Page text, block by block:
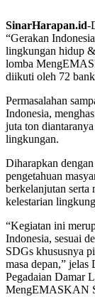
SinarHarapan.id-
“Gerakan
lingkungan hidup
lomba
diikuti oleh 72
Permasalahan
Indonesia,
juta ton
lingkungan.
Diharapkan
pengetahuan
berkelanjutan serta
kelestarian
“Kegiatan ini
Indonesia, sesuai
SDGs khususnya
masa depan,”
Pegadaian Damar
MengEMASKAN